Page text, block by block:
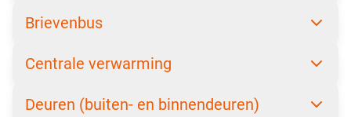
Brievenbus
Centrale verwarming
Deuren (buiten- en binnendeuren)